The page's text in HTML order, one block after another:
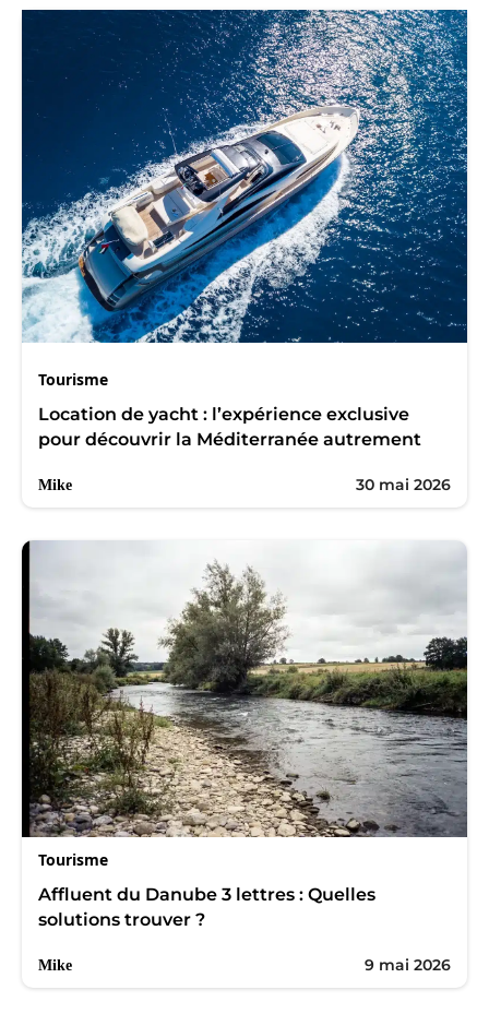
Tourisme
Location de yacht : l’expérience exclusive
pour découvrir la Méditerranée autrement
Mike 30 mai 2026
Tourisme
Affluent du Danube 3 lettres : Quelles
solutions trouver ?
Mike 9 mai 2026